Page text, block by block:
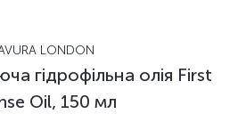
LONDON
гідрофільна олія First
Oil, 150 мл